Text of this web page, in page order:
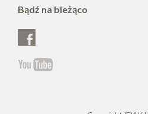
Bądź na bieżąco